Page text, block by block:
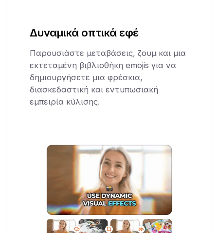
Δυναμικά οπτικά εφέ
Παρουσιάστε μεταβάσεις, ζουμ και μια
εκτεταμένη βιβλιοθήκη emojis για να
δημιουργήσετε μια φρέσκια,
διασκεδαστική και εντυπωσιακή
εμπειρία κύλισης.